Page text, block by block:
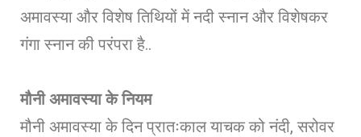
अमावस्या और विशेष तिथियों में नदी स्नान और विशेषकर
गंगा स्नान की परंपरा है..
मौनी अमावस्या के नियम
मौनी अमावस्या के दिन प्रातःकाल याचक को नंदी, सरोवर